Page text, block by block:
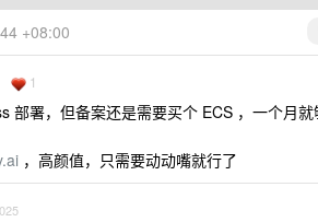
+08:00
1
部署，但备案还是需要买个 ECS ，一个月就
，高颜值，只需要动动嘴就行了